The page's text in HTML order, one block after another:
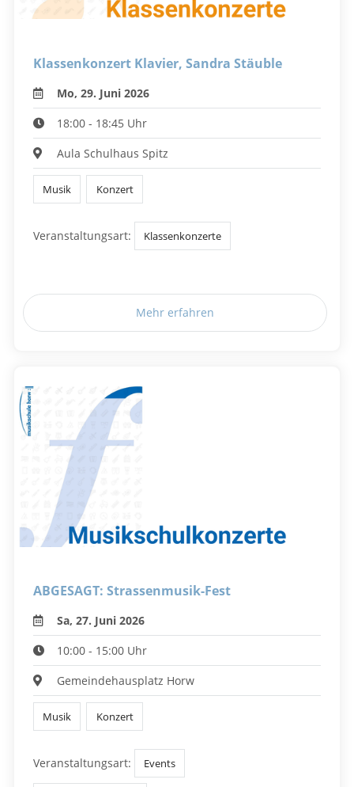
Klassenkonzert Klavier, Sandra Stäuble
Mo, 29. Juni 2026
18:00 - 18:45 Uhr
Aula Schulhaus Spitz
Musik Konzert
Veranstaltungsart: Klassenkonzerte
Mehr erfahren
ABGESAGT: Strassenmusik-Fest
Sa, 27. Juni 2026
10:00 - 15:00 Uhr
Gemeindehausplatz Horw
Musik Konzert
Veranstaltungsart: Events